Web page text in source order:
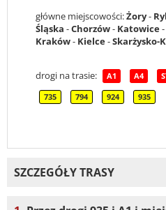
główne miejscowości:Żory-
Śląska -Chorzów- Katowice-
Kraków- Kielce-Skarżysko-
drogi na trasie: A1 A4
735 794 924 935
SZCZEGÓŁY TRASY